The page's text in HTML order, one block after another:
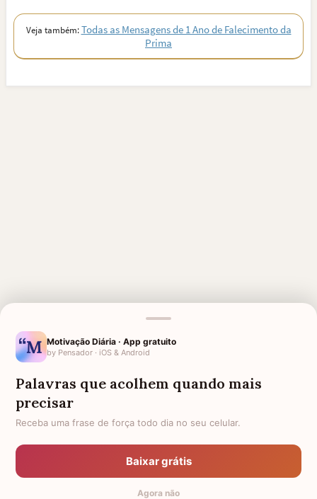
Veja também:Todas as Mensagens de 1 Ano de Falecimento da
Prima
MENSAGENS RELACIONADAS
AMIGA QUE FALECEU HOJE
1 MÊS DE FALECIMENTO PARA
AMIGO QUE FALECEU HOJE QUEM PARTIU CEDO DEMAIS
Motivação Diária · App gratuito
by Pensador · iOS & Android
Palavras que acolhem quando mais
precisar
Receba uma frase de força todo dia no seu celular.
Baixar grátis
Agora não